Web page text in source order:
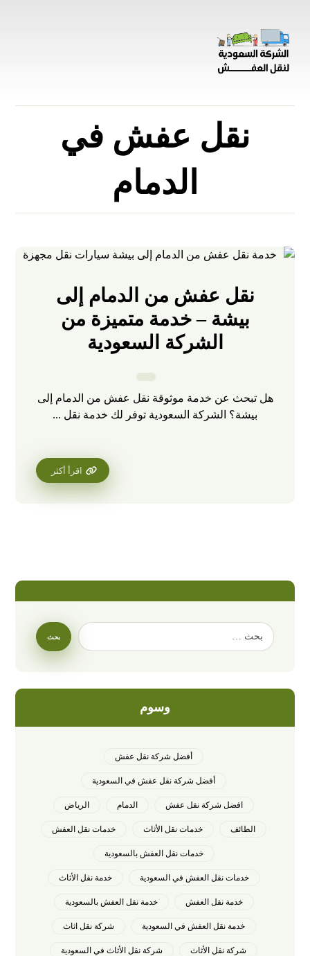
نقل عفش في
الدمام
نقل عفش من الدمام إلى
بيشة – خدمة متميزة من
الشركة السعودية
هل تبحث عن خدمة موثوقة نقل عفش من الدمام إلى
بيشة؟ الشركة السعودية توفر لك خدمة نقل ...
اقرأ أكثر
وسوم
أفضل شركة نقل عفش
أفضل شركة نقل عفش في السعودية
افضل شركة نقل عفش الدمام الرياض
الطائف خدمات نقل الأثاث خدمات نقل العفش
خدمات نقل العفش بالسعودية
خدمات نقل العفش في السعودية خدمة نقل الأثاث
خدمة نقل العفش خدمة نقل العفش بالسعودية
خدمة نقل العفش في السعودية شركة نقل اثاث
شركة نقل الأثاث شركة نقل الأثاث في السعودية